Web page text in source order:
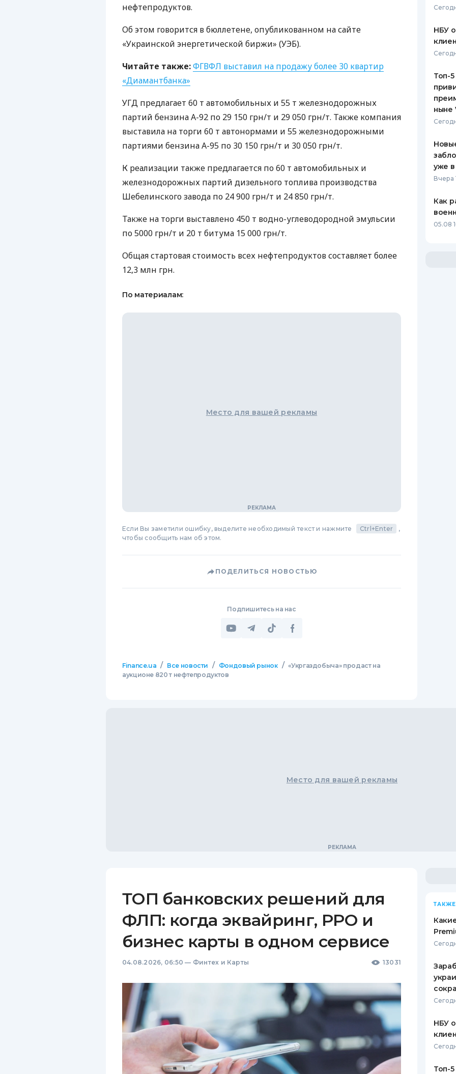
КЕШБЭКА
ВСЕ
нефтепродуктов.
Об этом говорится в бюллетене, опубликованном на сайте
«Украинской энергетической биржи» (УЭБ).
Читайте также:ФГВФЛ выставил на продажу более 30 квартир
«Диамантбанка»
УГД предлагает 60 т автомобильных и 55 т железнодорожных
партий бензина А-92 по 29 150 грн/т и 29 050 грн/т. Также компания
выставила на торги 60 т автонормами и 55 железнодорожными
партиями бензина А-95 по 30 150 грн/т и 30 050 грн/т.
К реализации также предлагается по 60 т автомобильных и
железнодорожных партий дизельного топлива производства
Шебелинского завода по 24 900 грн/т и 24 850 грн/т.
Также на торги выставлено 450 т водно-углеводородной эмульсии
по 5000 грн/т и 20 т битума 15 000 грн/т.
Общая стартовая стоимость всех нефтепродуктов составляет более
12,3 млн грн.
По материалам:
Место для вашей рекламы
Если Вы заметили ошибку, выделите необходимый текст и нажмите Ctrl+Enter
,
чтобы сообщить нам об этом.
ПОДЕЛИТЬСЯ НОВОСТЬЮ
Подпишитесь на нас
Finance.ua / Все новости / Фондовый рынок / «Укргаздобыча» продаст на
аукционе 820 т нефтепродуктов
НБУ
Топ-
ныне
уже в
Вчера
Как
05.08
Место для вашей рекламы
ТОП банковских решений для
ФЛП: когда эквайринг, РРО и
бизнес карты в одном сервисе
04.08.2026, 06:50 — Финтех и Карты 13031
НБУ
Топ-